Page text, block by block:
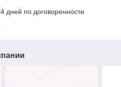
дней по договоренности